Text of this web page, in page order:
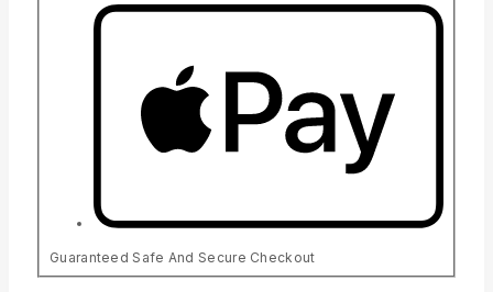
Guaranteed Safe And Secure Checkout